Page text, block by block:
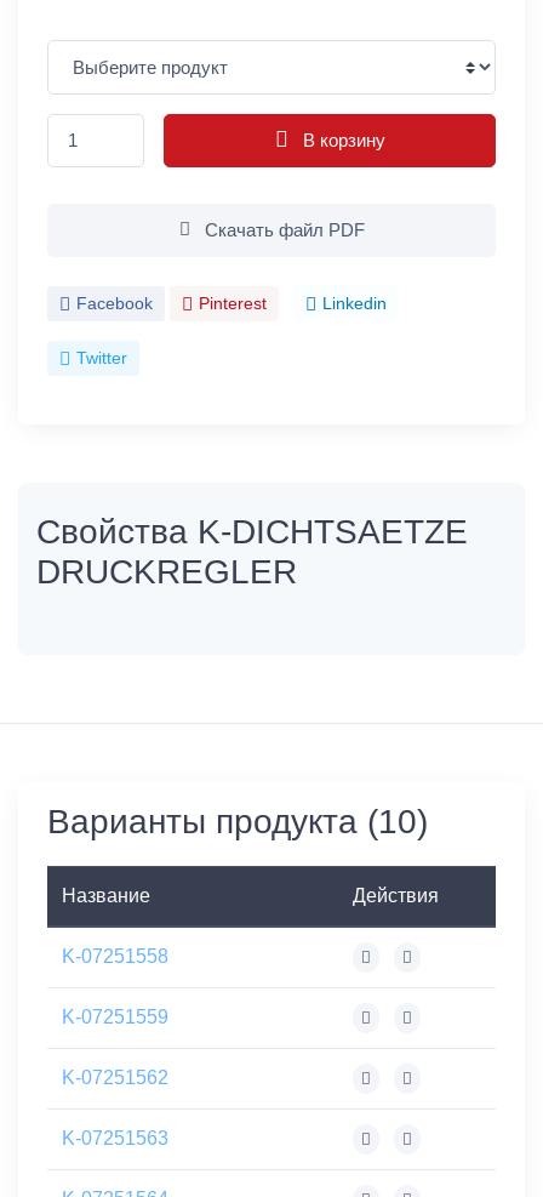
В корзину
Скачать файл PDF
Facebook Pinterest Linkedin
Twitter
Свойства K-DICHTSAETZE
DRUCKREGLER
Варианты продукта (10)
Название Действия
K-07251558
K-07251559
K-07251562
K-07251563